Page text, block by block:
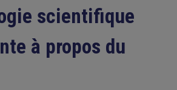
scientifique
à propos du